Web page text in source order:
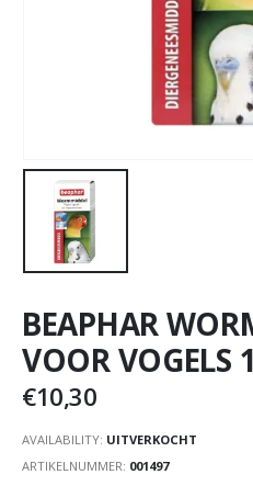
BEAPHAR
VOOR VOGELS
€10,30
AVAILABILITY: UITVERKOCHT
ARTIKELNUMMER: 001497